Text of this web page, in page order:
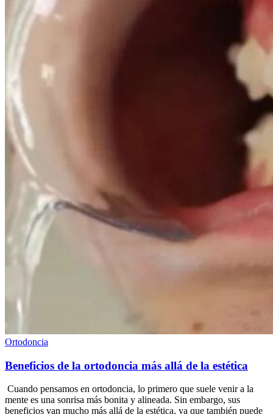
Ortodoncia
Beneficios de la ortodoncia más allá de la estética
Cuando pensamos en ortodoncia, lo primero que suele venir a la
mente es una sonrisa más bonita y alineada. Sin embargo, sus
beneficios van mucho más allá de la estética, ya que también puede